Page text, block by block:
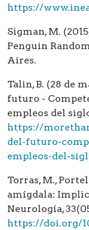
https://
Sigman, M.
Penguin
Aires.
Talin, B. (28 de
futuro -
empleos del
https://
del-futuro-
empleos-del-
Torras, M.,
amígdala:
Neurología,
https://doi.org/